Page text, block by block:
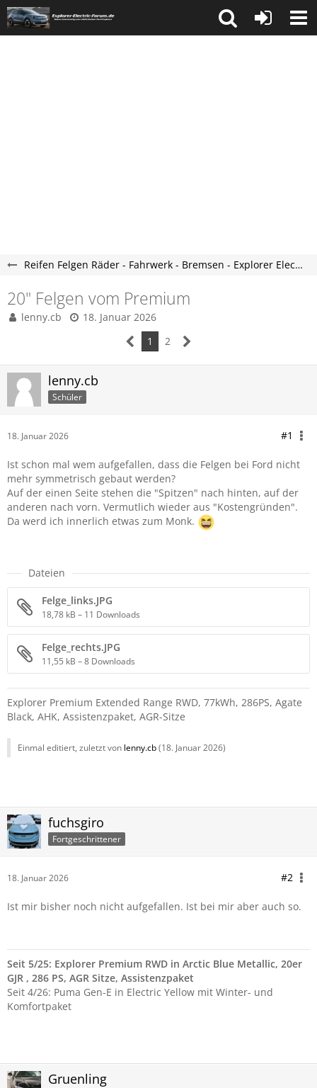
Reifen Felgen Räder - Fahrwerk - Bremsen - Explorer Electric Forum
20" Felgen vom Premium
lenny.cb
18. Januar 2026
1
2
lenny.cb
Schüler
18. Januar 2026 #1
Ist schon mal wem aufgefallen, dass die Felgen bei Ford nicht
mehr symmetrisch gebaut werden?
Auf der einen Seite stehen die "Spitzen" nach hinten, auf der
anderen nach vorn. Vermutlich wieder aus "Kostengründen".
Da werd ich innerlich etwas zum Monk.
Dateien
Felge_links.JPG
18,78 kB – 11 Downloads
Felge_rechts.JPG
11,55 kB – 8 Downloads
Explorer Premium Extended Range RWD, 77kWh, 286PS, Agate
Black, AHK, Assistenzpaket, AGR-Sitze
Einmal editiert, zuletzt von lenny.cb(18. Januar 2026)
fuchsgiro
Fortgeschrittener
18. Januar 2026 #2
Ist mir bisher noch nicht aufgefallen. Ist bei mir aber auch so.
Seit 5/25: Explorer Premium RWD in Arctic Blue Metallic, 20er
GJR , 286 PS, AGR Sitze, Assistenzpaket
Seit 4/26: Puma Gen-E in Electric Yellow mit Winter- und
Komfortpaket
Gruenling